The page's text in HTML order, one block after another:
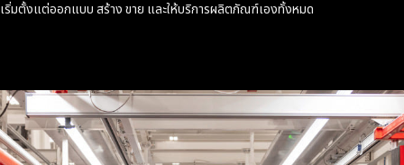
เริ่มตั้งแต่ออกแบบ สร้าง ขาย และให้บริการผลิตภัณฑ์เองทั้งหมด